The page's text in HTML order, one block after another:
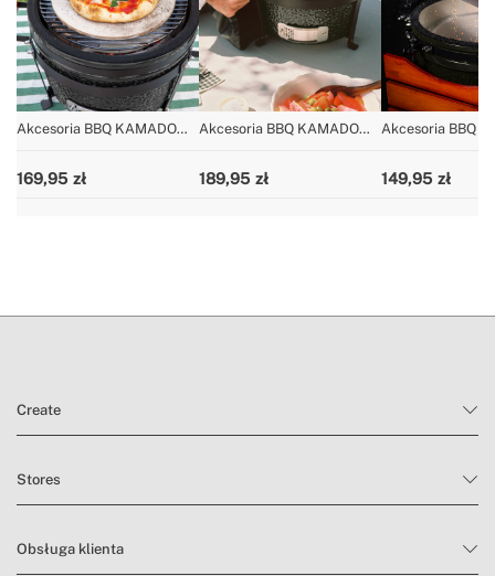
Akcesoria BBQ KAMADO
169,95
Akcesoria BBQ KAMADO
189,95
Akcesoria BBQ
149,95
Create
Stores
Obsługa klienta